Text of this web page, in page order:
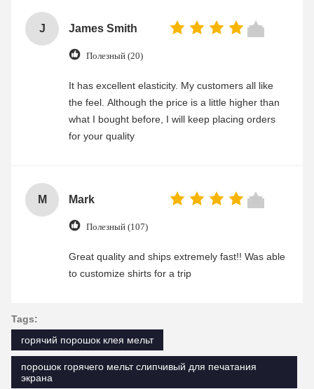
J James Smith
Полезный (20)
It has excellent elasticity. My customers all like
the feel. Although the price is a little higher than
what I bought before, I will keep placing orders
for your quality
M Mark
Полезный (107)
Great quality and ships extremely fast!! Was able
to customize shirts for a trip
Tags:
горячий порошок клея мельт
порошок горячего мельт слипчивый для печатания
экрана